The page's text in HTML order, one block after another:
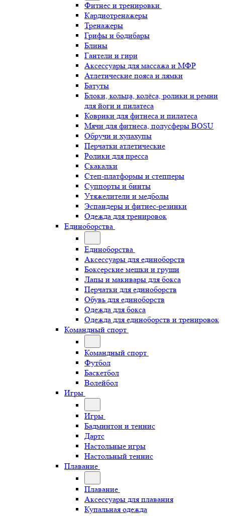
Фитнес и тренировки
Кардиотренажеры
Тренажеры
Грифы и бодибары
Блины
Гантели и гири
Аксессуары для массажа и МФР
Атлетические пояса и лямки
Батуты
Блоки, кольца, колёса, ролики и ремни
для йоги и пилатеса
Коврики для фитнеса и пилатеса
Мячи для фитнеса, полусферы BOSU
Обручи и хулахупы
Перчатки атлетические
Ролики для пресса
Скакалки
Степ-платформы и степперы
Суппорты и бинты
Утяжелители и медболы
Эспандеры и фитнес-резинки
Одежда для тренировок
Единоборства
Единоборства
Аксессуары для единоборств
Боксерские мешки и груши
Лапы и макивары для бокса
Перчатки для единоборств
Обувь для единоборств
Одежда для бокса
Одежда для единоборств и тренировок
Командный спорт
Командный спорт
Футбол
Баскетбол
Волейбол
Игры
Игры
Бадминтон и теннис
Дартс
Настольные игры
Настольный теннис
Плавание
Плавание
Аксессуары для плавания
Купальная одежда